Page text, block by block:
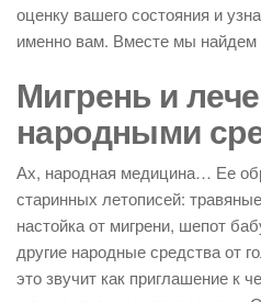
оценку вашего состояния и
именно вам. Вместе мы найдем
Мигрень и
народными
Ах, народная медицина… Ее
старинных летописей:
настойка от мигрени, шепот
другие народные средства от
это звучит как приглашение к